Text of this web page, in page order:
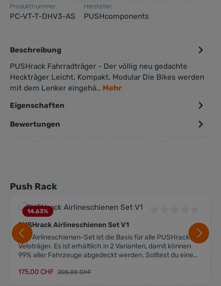
Produktnummer:
PC-VT-T-DHV3-AS
Hersteller:
PUSHcomponents
Beschreibung
PUSHrack Fahrradträger - Der völlig neu gedachte
Heckträger Leicht, Kompakt, Modular Die Bikes werden
mit dem Lenker eingehä… Mehr
Eigenschaften
Bewertungen
Produktgalerie überspringen
Push Rack
14.63%
Durchschnittliche
PUSHrack Airlineschienen Set V1
Das Airlineschienen-Set ist die Basis für alle PUSHrack
Veloträger. Es ist erhältlich in 2 Varianten, damit können
99% aller Fahrzeuge abgedeckt werden. Solltest du eine
mit uns auf. Das Set beinhaltet alles, was zum Befestigen
Verkaufspreis:
175,00 CHF Regulärer Preis:
205,00 CHF